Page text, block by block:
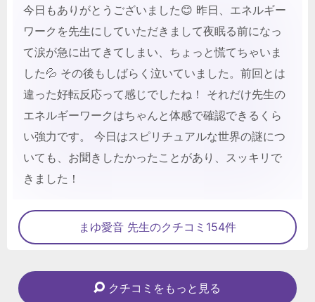
今日もありがとうございました😊 昨日、エネルギー
ワークを先生にしていただきまして夜眠る前になっ
て涙が急に出てきてしまい、ちょっと慌てちゃいま
した💦 その後もしばらく泣いていました。前回とは
違った好転反応って感じでしたね！ それだけ先生の
エネルギーワークはちゃんと体感で確認できるくら
い強力です。 今日はスピリチュアルな世界の謎につ
いても、お聞きしたかったことがあり、スッキリで
きました！
まゆ愛音 先生のクチコミ154件
クチコミをもっと見る